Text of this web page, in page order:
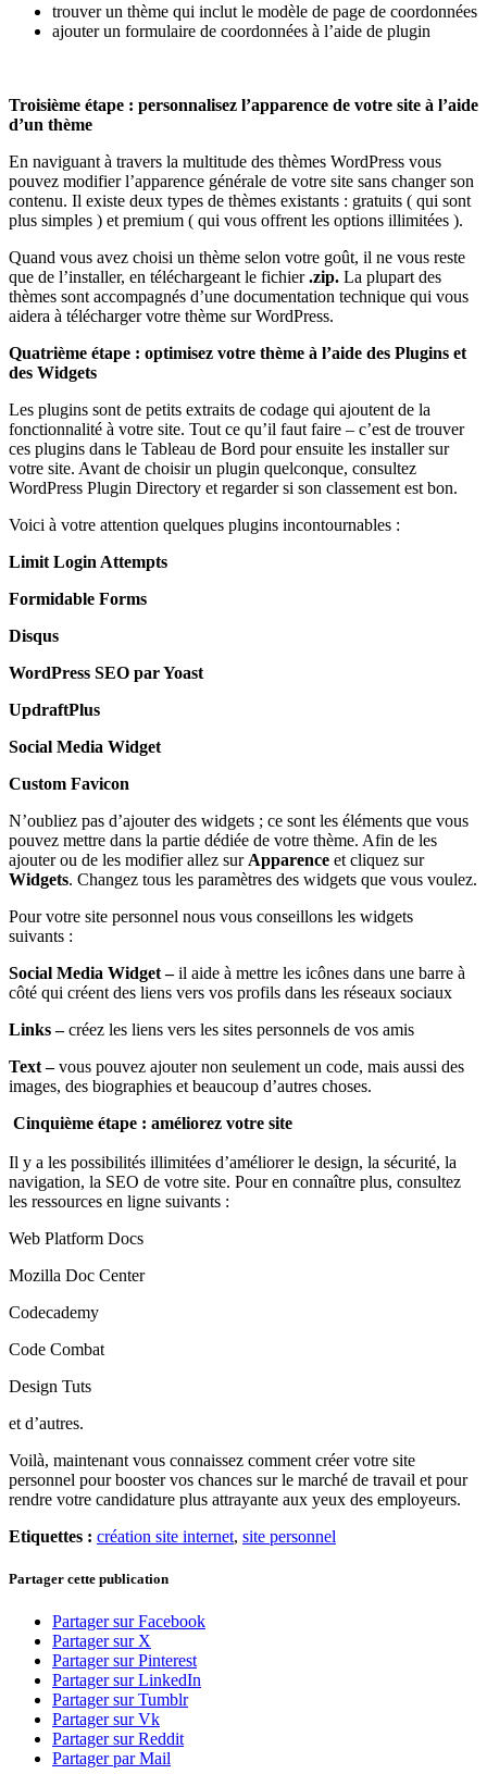
trouver un thème qui inclut le modèle de page de coordonnées
ajouter un formulaire de coordonnées à l’aide de plugin
Troisième étape : personnalisez l’apparence de votre site à l’aide
d’un thème
En naviguant à travers la multitude des thèmes WordPress vous
pouvez modifier l’apparence générale de votre site sans changer son
contenu. Il existe deux types de thèmes existants : gratuits ( qui sont
plus simples ) et premium ( qui vous offrent les options illimitées ).
Quand vous avez choisi un thème selon votre goût, il ne vous reste
que de l’installer, en téléchargeant le fichier.zip. La plupart des
thèmes sont accompagnés d’une documentation technique qui vous
aidera à télécharger votre thème sur WordPress.
Quatrième étape : optimisez votre thème à l’aide des Plugins et
des Widgets
Les plugins sont de petits extraits de codage qui ajoutent de la
fonctionnalité à votre site. Tout ce qu’il faut faire – c’est de trouver
ces plugins dans le Tableau de Bord pour ensuite les installer sur
votre site. Avant de choisir un plugin quelconque, consultez
WordPress Plugin Directory et regarder si son classement est bon.
Voici à votre attention quelques plugins incontournables :
Limit Login Attempts
Formidable Forms
Disqus
WordPress SEO par Yoast
UpdraftPlus
Social Media Widget
Custom Favicon
N’oubliez pas d’ajouter des widgets ; ce sont les éléments que vous
pouvez mettre dans la partie dédiée de votre thème. Afin de les
ajouter ou de les modifier allez sur Apparence et cliquez sur
Widgets. Changez tous les paramètres des widgets que vous voulez.
Pour votre site personnel nous vous conseillons les widgets
suivants :
Social Media Widget –il aide à mettre les icônes dans une barre à
côté qui créent des liens vers vos profils dans les réseaux sociaux
Links –créez les liens vers les sites personnels de vos amis
Text –vous pouvez ajouter non seulement un code, mais aussi des
images, des biographies et beaucoup d’autres choses.
Cinquième étape : améliorez votre site
Il y a les possibilités illimitées d’améliorer le design, la sécurité, la
navigation, la SEO de votre site. Pour en connaître plus, consultez
les ressources en ligne suivants :
Web Platform Docs
Mozilla Doc Center
Codecademy
Code Combat
Design Tuts
et d’autres.
Voilà, maintenant vous connaissez comment créer votre site
personnel pour booster vos chances sur le marché de travail et pour
rendre votre candidature plus attrayante aux yeux des employeurs.
Etiquettes : création site internet, site personnel
Partager cette publication
Partager sur Facebook
Partager sur X
Partager sur Pinterest
Partager sur LinkedIn
Partager sur Tumblr
Partager sur Vk
Partager sur Reddit
Partager par Mail